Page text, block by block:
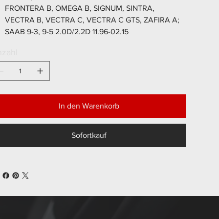
FRONTERA B, OMEGA B, SIGNUM, SINTRA,
VECTRA B, VECTRA C, VECTRA C GTS, ZAFIRA A;
SAAB 9-3, 9-5 2.0D/2.2D 11.96-02.15
In den Warenkorb
Sofortkauf